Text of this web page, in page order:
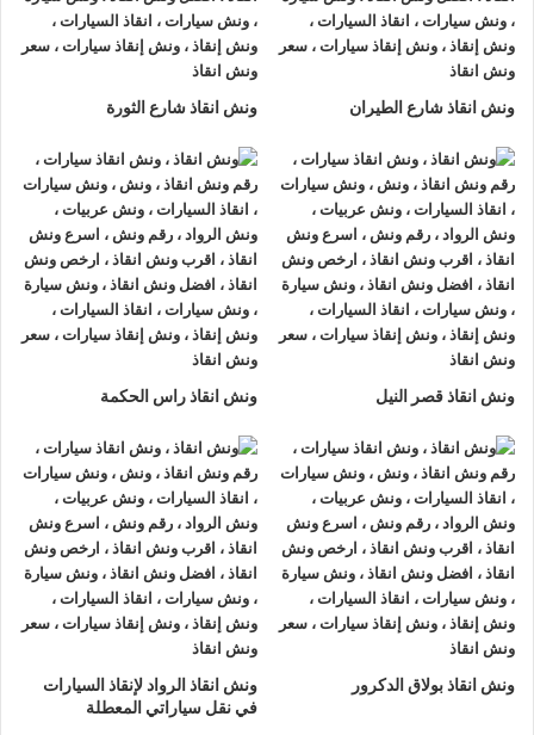
مدينة بدر او على الطريق وذلك لأننا نعمل على مدار الساعة طوال
أيام الأسبوع.
2- الأمان
السيارة امنة تماما حتي الوصول إلي أقرب مركز صيانة.
3- الخبرة
فريق عمل شركة الرواد لإنقاذ و رفع السيارات مدرب على كيفيةنقل
السياراتوتثبيتها عليونش الانقاذ
وذلك إلى جانب خبرتهم المتميزة
في اختيار أسرع الطرق.
تنتشر
اوناش الانقاذ في مدينة بدر
أو علي الطرق الرئيسية في جميع
انحاء الجمهورية وهو ما يسمح بسرعة وصولونش انقاذ السيارات
اليك خلال 15 دقيقة بحد اقصي.
ونش انقاذ الروادلدينا دائماونش انقاذ سيارات في مدينة بدر لسحب
و إنقاذ سيارتك وأخذك الي اقرب مركز صيانة أو وكيل معتمد ، أتصل
بنا الان ولا تتردد
هوأرخص ونش انقاذ في مدينة بدر
, نحن نعمل على مدار الساعة ، اتصل الان01063144040
–
يصلك ونش انقاذ سيارات
ونش انقاذ شارع الطيران ونش انقاذ شارع الثورة
ونش انقاذ قصر النيل ونش انقاذ راس الحكمة
ونش انقاذ بولاق الدكرور
ونش انقاذ الرواد لإنقاذ السيارات
في نقل سياراتي المعطلة